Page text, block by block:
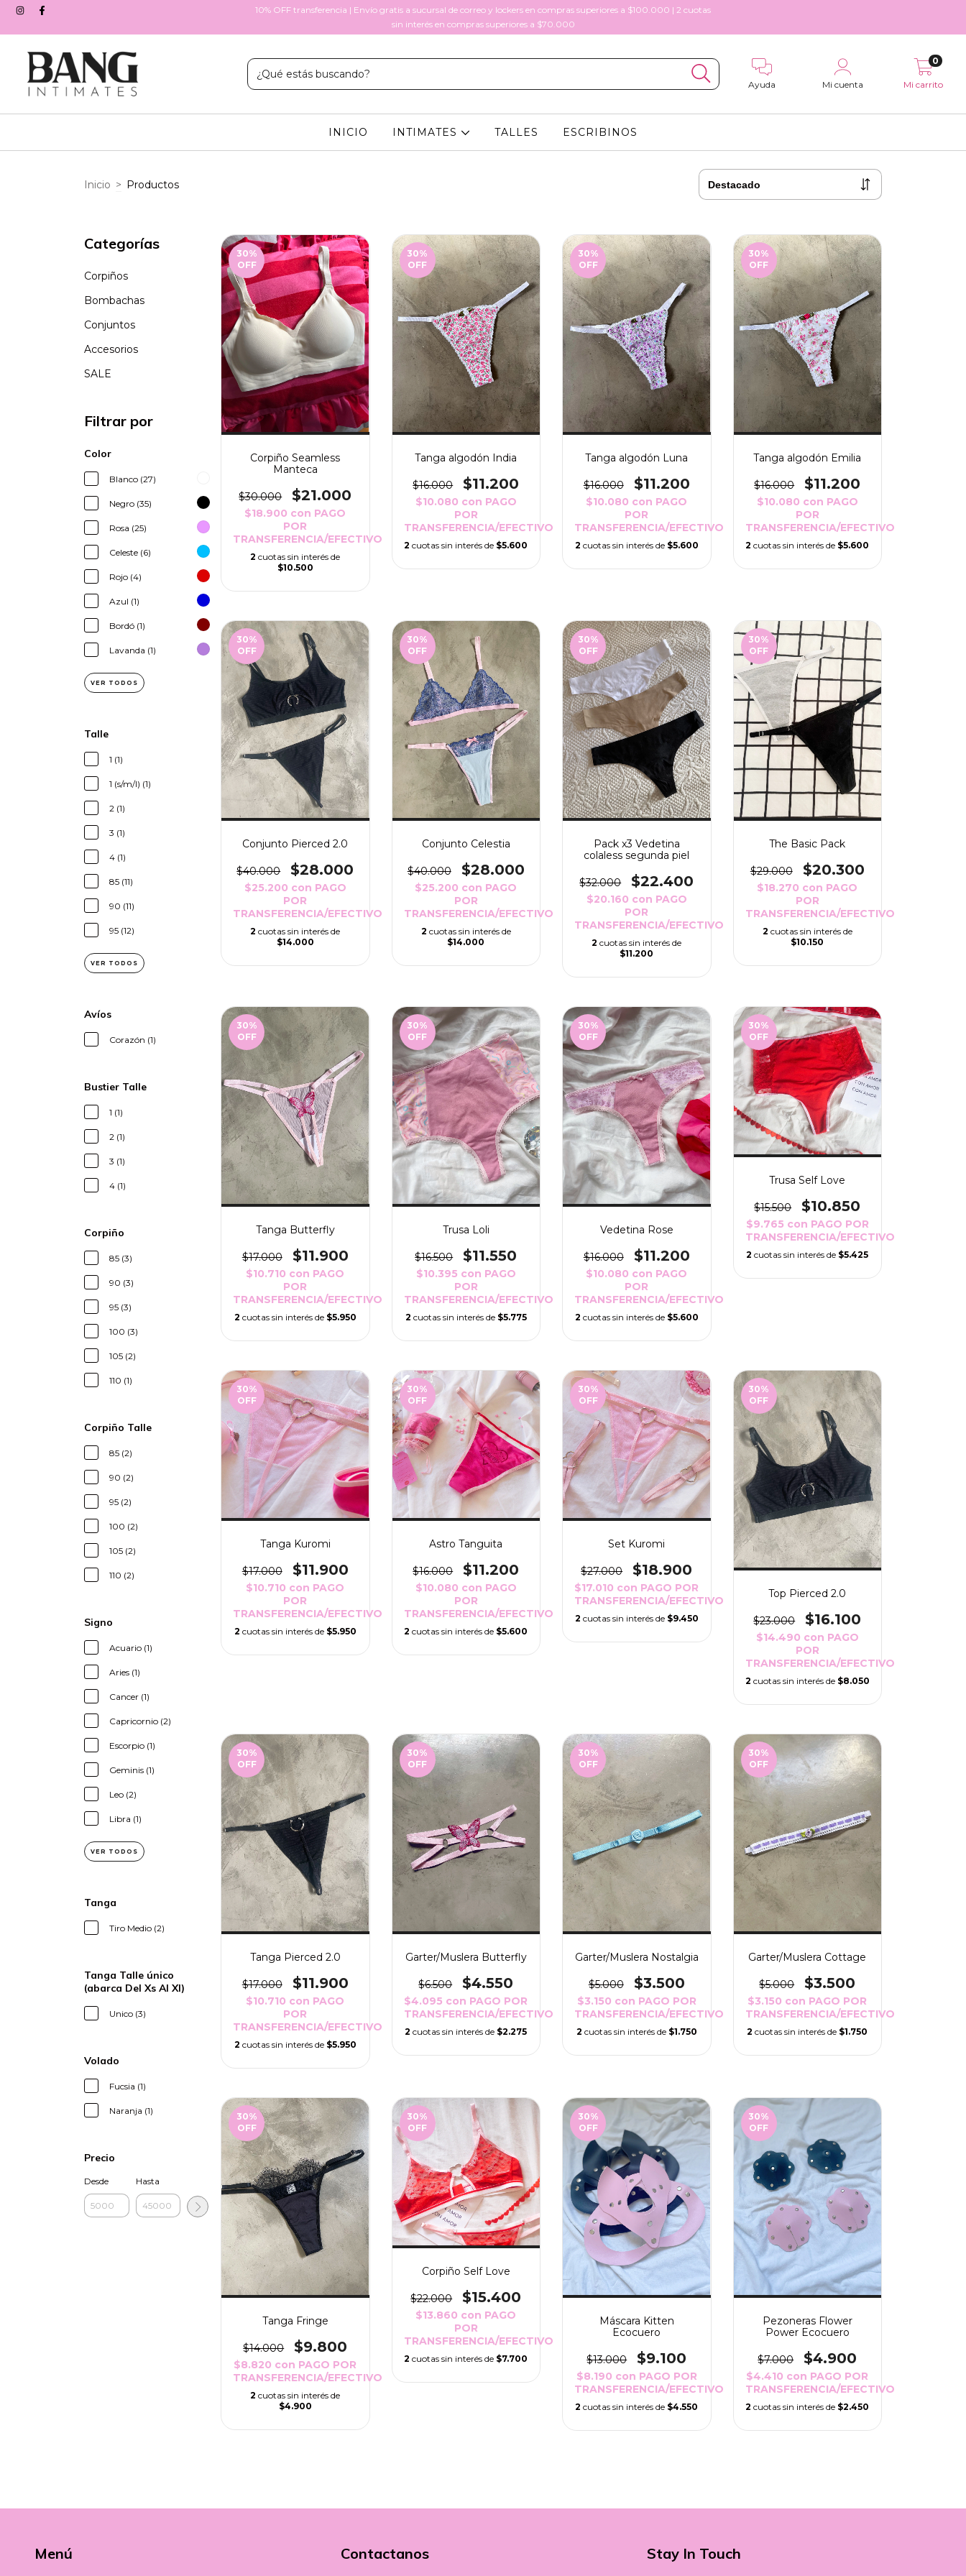
10% OFF transferencia | Envío gratis a sucursal de correo y lockers en compras superiores a $100.000 | 2 cuotas
sin interés en compras superiores a $70.000
Ayuda Mi cuenta Mi carrito
0
INICIO INTIMATES TALLES ESCRIBINOS
Inicio > Productos
Categorías
Corpiños
Bombachas
Conjuntos
Accesorios
SALE
Filtrar por
Color
Blanco (27)
Negro (35)
Rosa (25)
Celeste (6)
Rojo (4)
Azul (1)
Bordó (1)
Lavanda (1)
VER TODOS
Talle
1 (1)
1 (s/m/l) (1)
2 (1)
3 (1)
4 (1)
85 (11)
90 (11)
95 (12)
VER TODOS
Avíos
Corazón (1)
Bustier Talle
1 (1)
2 (1)
3 (1)
4 (1)
Corpiño
85 (3)
90 (3)
95 (3)
100 (3)
105 (2)
110 (1)
Corpiño Talle
85 (2)
90 (2)
95 (2)
100 (2)
105 (2)
110 (2)
Signo
Acuario (1)
Aries (1)
Cancer (1)
Capricornio (2)
Escorpio (1)
Geminis (1)
Leo (2)
Libra (1)
VER TODOS
Tanga
Tiro Medio (2)
Tanga Talle único
(abarca Del Xs Al Xl)
Unico (3)
Volado
Fucsia (1)
Naranja (1)
Precio
Desde Hasta
30%
OFF
Corpiño Seamless
Manteca
$30.000 $21.000
$18.900 con PAGO
POR
TRANSFERENCIA/EFECTIVO
2 cuotas sin interés de
$10.500
30%
OFF
Tanga algodón India
$16.000 $11.200
$10.080 con PAGO
POR
TRANSFERENCIA/EFECTIVO
2 cuotas sin interés de $5.600
30%
OFF
Tanga algodón Luna
$16.000 $11.200
$10.080 con PAGO
POR
TRANSFERENCIA/EFECTIVO
2 cuotas sin interés de $5.600
30%
OFF
Tanga algodón Emilia
$16.000 $11.200
$10.080 con PAGO
POR
TRANSFERENCIA/EFECTIVO
2 cuotas sin interés de $5.600
30%
OFF
Conjunto Pierced 2.0
$40.000 $28.000
$25.200 con PAGO
POR
TRANSFERENCIA/EFECTIVO
2 cuotas sin interés de
$14.000
30%
OFF
Conjunto Celestia
$40.000 $28.000
$25.200 con PAGO
POR
TRANSFERENCIA/EFECTIVO
2 cuotas sin interés de
$14.000
30%
OFF
Pack x3 Vedetina
colaless segunda piel
$32.000 $22.400
$20.160 con PAGO
POR
TRANSFERENCIA/EFECTIVO
2 cuotas sin interés de
$11.200
30%
OFF
The Basic Pack
$29.000 $20.300
$18.270 con PAGO
POR
TRANSFERENCIA/EFECTIVO
2 cuotas sin interés de
$10.150
30%
OFF
Tanga Butterfly
$17.000 $11.900
$10.710 con PAGO
POR
TRANSFERENCIA/EFECTIVO
2 cuotas sin interés de $5.950
30%
OFF
Trusa Loli
$16.500 $11.550
$10.395 con PAGO
POR
TRANSFERENCIA/EFECTIVO
2 cuotas sin interés de $5.775
30%
OFF
Vedetina Rose
$16.000 $11.200
$10.080 con PAGO
POR
TRANSFERENCIA/EFECTIVO
2 cuotas sin interés de $5.600
30%
OFF
Trusa Self Love
$15.500 $10.850
$9.765 con PAGO POR
TRANSFERENCIA/EFECTIVO
2 cuotas sin interés de $5.425
30%
OFF
Tanga Kuromi
$17.000 $11.900
$10.710 con PAGO
POR
TRANSFERENCIA/EFECTIVO
2 cuotas sin interés de $5.950
30%
OFF
Astro Tanguita
$16.000 $11.200
$10.080 con PAGO
POR
TRANSFERENCIA/EFECTIVO
2 cuotas sin interés de $5.600
30%
OFF
Set Kuromi
$27.000 $18.900
$17.010 con PAGO POR
TRANSFERENCIA/EFECTIVO
2 cuotas sin interés de $9.450
30%
OFF
Top Pierced 2.0
$23.000 $16.100
$14.490 con PAGO
POR
TRANSFERENCIA/EFECTIVO
2 cuotas sin interés de $8.050
30%
OFF
Tanga Pierced 2.0
$17.000 $11.900
$10.710 con PAGO
POR
TRANSFERENCIA/EFECTIVO
2 cuotas sin interés de $5.950
30%
OFF
Garter/Muslera Butterfly
$6.500 $4.550
$4.095 con PAGO POR
TRANSFERENCIA/EFECTIVO
2 cuotas sin interés de $2.275
30%
OFF
Garter/Muslera Nostalgia
$5.000 $3.500
$3.150 con PAGO POR
TRANSFERENCIA/EFECTIVO
2 cuotas sin interés de $1.750
30%
OFF
Garter/Muslera Cottage
$5.000 $3.500
$3.150 con PAGO POR
TRANSFERENCIA/EFECTIVO
2 cuotas sin interés de $1.750
30%
OFF
Tanga Fringe
$14.000 $9.800
$8.820 con PAGO POR
TRANSFERENCIA/EFECTIVO
2 cuotas sin interés de
$4.900
30%
OFF
Corpiño Self Love
$22.000 $15.400
$13.860 con PAGO
POR
TRANSFERENCIA/EFECTIVO
2 cuotas sin interés de $7.700
30%
OFF
Máscara Kitten
Ecocuero
$13.000 $9.100
$8.190 con PAGO POR
TRANSFERENCIA/EFECTIVO
2 cuotas sin interés de $4.550
30%
OFF
Pezoneras Flower
Power Ecocuero
$7.000 $4.900
$4.410 con PAGO POR
TRANSFERENCIA/EFECTIVO
2 cuotas sin interés de $2.450
Menú Contactanos Stay In Touch